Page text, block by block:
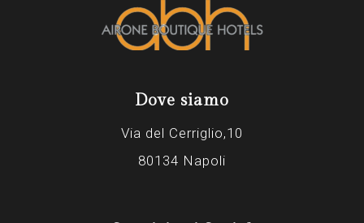
Dove siamo
Via del Cerriglio,10
80134 Napoli